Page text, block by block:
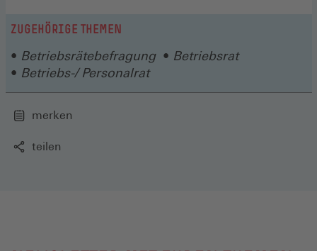
ZUGEHÖRIGE THEMEN
Betriebsrätebefragung
Betriebsrat
Betriebs-/ Personalrat
merken
teilen